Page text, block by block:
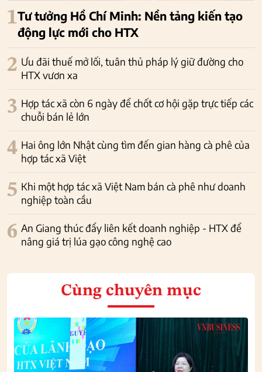
1Tư tưởng Hồ Chí Minh: Nền tảng kiến tạo
động lực mới cho HTX
2 Ưu đãi thuế mở lối, tuân thủ pháp lý giữ đường cho
HTX vươn xa
3 Hợp tác xã còn 6 ngày để chốt cơ hội gặp trực tiếp các
chuỗi bán lẻ lớn
4 Hai ông lớn Nhật cùng tìm đến gian hàng cà phê của
hợp tác xã Việt
5 Khi một hợp tác xã Việt Nam bán cà phê như doanh
nghiệp toàn cầu
6 An Giang thúc đẩy liên kết doanh nghiệp - HTX để
nâng giá trị lúa gạo công nghệ cao
Cùng chuyên mục